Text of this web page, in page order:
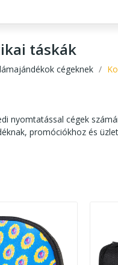
táskák
cégeknek
nyomtatással cégek
promóciókhoz és